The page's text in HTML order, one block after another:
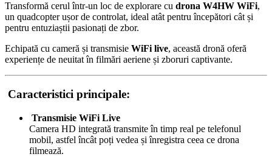
Transformă cerul într-un loc de explorare cu drona W4HW WiFi,
un quadcopter ușor de controlat, ideal atât pentru începători cât și
pentru entuziaștii pasionați de zbor.
Echipată cu cameră și transmisie WiFi live, această dronă oferă
experiențe de neuitat în filmări aeriene și zboruri captivante.
Caracteristici principale:
Transmisie WiFi Live
Camera HD integrată transmite în timp real pe telefonul
mobil, astfel încât poți vedea și înregistra ceea ce drona
filmează.